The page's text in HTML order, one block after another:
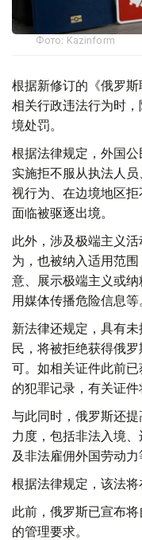
Фото: Kazinform
根据新修订的《俄罗
相关行政违法行为时
境处罚。
根据法律规定，外国
实施拒不服从执法人
视行为、在边境地区
面临被驱逐出境。
此外，涉及极端主义
为，也被纳入适用范
意、展示极端主义或
用媒体传播危险信息等
新法律还规定，具有
民，将被拒绝获得俄
可。如相关证件此前
的犯罪记录，有关证件
与此同时，俄罗斯还
力度，包括非法入境
及非法雇佣外国劳动力
根据法律规定，该法将
此前，俄罗斯已宣布
的管理要求。